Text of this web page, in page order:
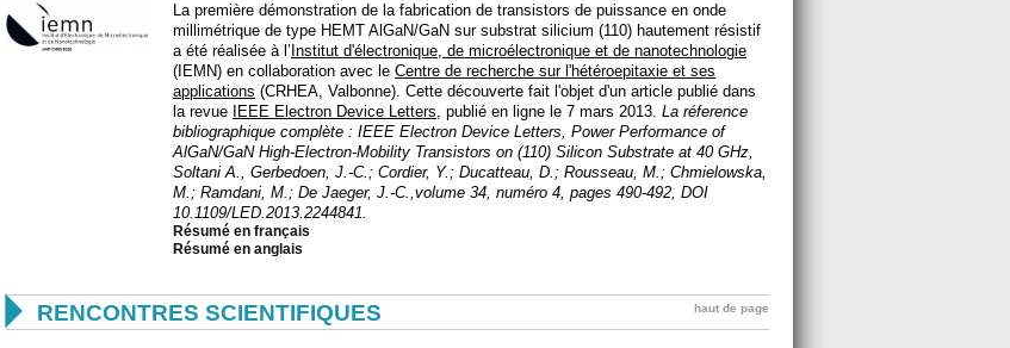
La première démonstration de la fabrication de transistors de puissance en onde
millimétrique de type HEMT AlGaN/GaN sur substrat silicium (110) hautement résistif
a été réalisée à l’ Institut d'électronique, de microélectronique et de nanotechnologie
(IEMN) en collaboration avec le Centre de recherche sur l'hétéroepitaxie et ses
applications (CRHEA, Valbonne). Cette découverte fait l'objet d'un article publié dans
la revue
IEEE Electron Device Letters, publié en ligne le 7 mars 2013. La réference
bibliographique complète : IEEE Electron Device Letters, Power Performance of
AlGaN/GaN High-Electron-Mobility Transistors on (110) Silicon Substrate at 40 GHz,
Soltani A., Gerbedoen, J.-C.; Cordier, Y.; Ducatteau, D.; Rousseau, M.; Chmielowska,
M.; Ramdani, M.; De Jaeger, J.-C.,volume 34, numéro 4, pages 490-492, DOI
10.1109/LED.2013.2244841.
Résumé en français
Résumé en anglais
 RENCONTRES SCIENTIFIQUES haut de page